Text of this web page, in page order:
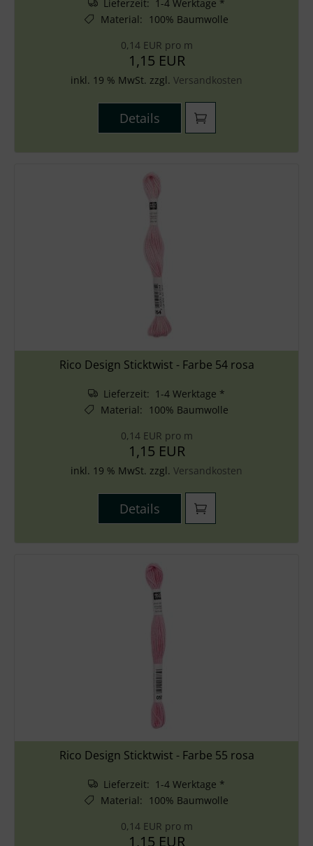
Lieferzeit: 1-4 Werktage *
Material: 100% Baumwolle
0,14 EUR pro m
1,15 EUR
inkl. 19 % MwSt. zzgl. Versandkosten
Details
Rico Design Sticktwist - Farbe 54 rosa
Lieferzeit: 1-4 Werktage *
Material: 100% Baumwolle
0,14 EUR pro m
1,15 EUR
inkl. 19 % MwSt. zzgl. Versandkosten
Details
Rico Design Sticktwist - Farbe 55 rosa
Lieferzeit: 1-4 Werktage *
Material: 100% Baumwolle
0,14 EUR pro m
1,15 EUR